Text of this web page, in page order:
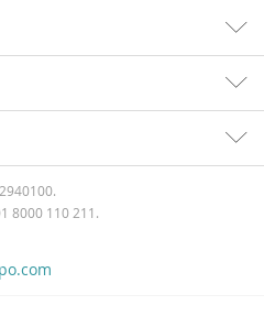
8000 110 211.